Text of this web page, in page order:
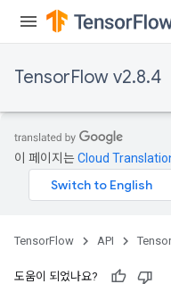
TensorFlow v2.8.4
이 페이지는Cloud
TensorFlow API
도움이 되었나요?